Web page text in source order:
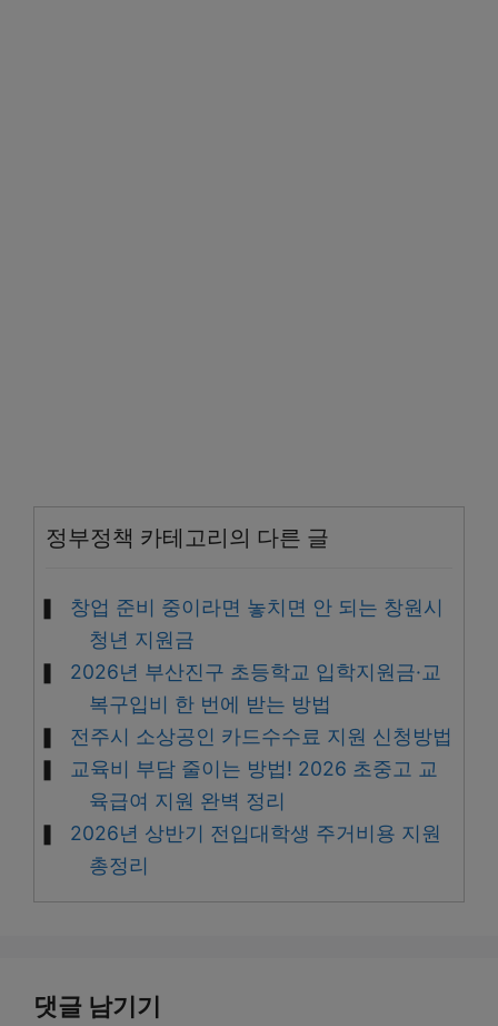
정부정책 카테고리의 다른 글
창업 준비 중이라면 놓치면 안 되는 창원시
청년 지원금
2026년 부산진구 초등학교 입학지원금·교
복구입비 한 번에 받는 방법
전주시 소상공인 카드수수료 지원 신청방법
교육비 부담 줄이는 방법! 2026 초중고 교
육급여 지원 완벽 정리
2026년 상반기 전입대학생 주거비용 지원
총정리
댓글 남기기